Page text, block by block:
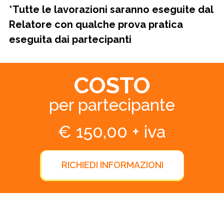
*Tutte le lavorazioni saranno eseguite dal
Relatore con qualche prova pratica
eseguita dai partecipanti
COSTO
per partecipante
€ 150,00 + iva
RICHIEDI INFORMAZIONI